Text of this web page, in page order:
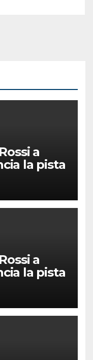
a
la pista
finita
a
la pista
finita